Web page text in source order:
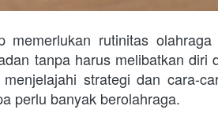
memerlukan rutinitas
tanpa harus melibatkan diri
strategi dan cara-
perlu banyak berolahraga.